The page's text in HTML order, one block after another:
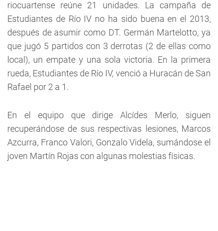
riocuartense reúne 21 unidades. La campaña de
Estudiantes de Río IV no ha sido buena en el 2013,
después de asumir como DT. Germán Martelotto, ya
que jugó 5 partidos con 3 derrotas (2 de ellas como
local), un empate y una sola victoria. En la primera
rueda, Estudiantes de Río IV, venció a Huracán de San
Rafael por 2 a 1.
En el equipo que dirige Alcídes Merlo, siguen
recuperándose de sus respectivas lesiones, Marcos
Azcurra, Franco Valori, Gonzalo Videla, sumándose el
joven Martín Rojas con algunas molestias físicas.